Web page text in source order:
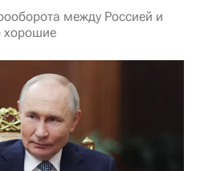
между Россией и
хорошие